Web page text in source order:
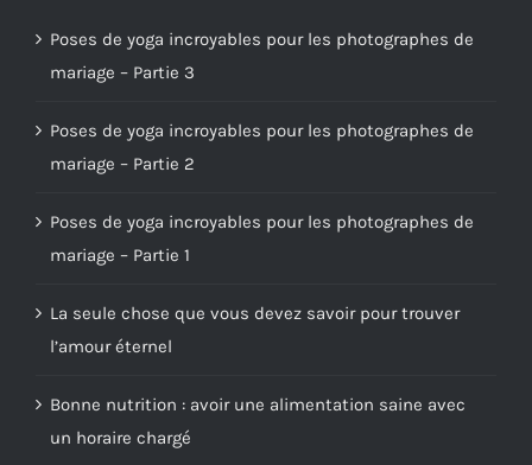
Poses de yoga incroyables pour les photographes de
mariage – Partie 3
Poses de yoga incroyables pour les photographes de
mariage – Partie 2
Poses de yoga incroyables pour les photographes de
mariage – Partie 1
La seule chose que vous devez savoir pour trouver
l’amour éternel
Bonne nutrition : avoir une alimentation saine avec
un horaire chargé